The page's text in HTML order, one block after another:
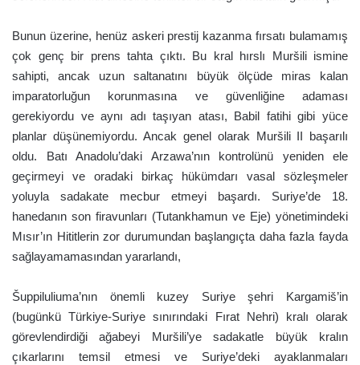
Bunun üzerine, henüz askeri prestij kazanma fırsatı bulamamış
çok genç bir prens tahta çıktı. Bu kral hırslı Muršili ismine
sahipti, ancak uzun saltanatını büyük ölçüde miras kalan
imparatorluğun korunmasına ve güvenliğine adaması
gerekiyordu ve aynı adı taşıyan atası, Babil fatihi gibi yüce
planlar düşünemiyordu. Ancak genel olarak Muršili II başarılı
oldu. Batı Anadolu’daki Arzawa’nın kontrolünü yeniden ele
geçirmeyi ve oradaki birkaç hükümdarı vasal sözleşmeler
yoluyla sadakate mecbur etmeyi başardı. Suriye’de 18.
hanedanın son firavunları (Tutankhamun ve Eje) yönetimindeki
Mısır’ın Hititlerin zor durumundan başlangıçta daha fazla fayda
sağlayamamasından yararlandı,
Šuppiluliuma’nın önemli kuzey Suriye şehri Kargamiš’in
(bugünkü Türkiye-Suriye sınırındaki Fırat Nehri) kralı olarak
görevlendirdiği ağabeyi Muršili’ye sadakatle büyük kralın
çıkarlarını temsil etmesi ve Suriye’deki ayaklanmaları